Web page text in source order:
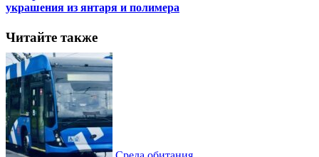
украшения из янтаря и полимера
Читайте также